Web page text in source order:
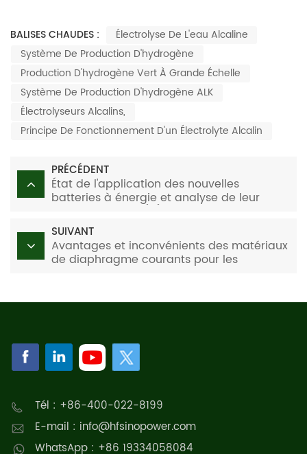
BALISES CHAUDES :
Électrolyse De L'eau Alcaline
Système De Production D'hydrogène
Production D'hydrogène Vert À Grande Échelle
Système De Production D'hydrogène ALK
Électrolyseurs Alcalins,
Principe De Fonctionnement D'un Électrolyte Alcalin
PRÉCÉDENT
État de l'application des nouvelles
batteries à énergie et analyse de leur
SUIVANT
Avantages et inconvénients des matériaux
de diaphragme courants pour les
Tél : +86-400-022-8199
E-mail : info@hfsinopower.com
WhatsApp : +86 19334058084